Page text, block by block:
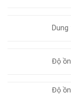
Độ
Độ